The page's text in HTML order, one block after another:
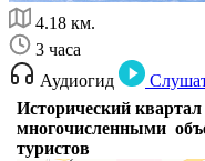
4.18 км.
3 часа
Аудиогид
Исторический
многочисленными
туристов